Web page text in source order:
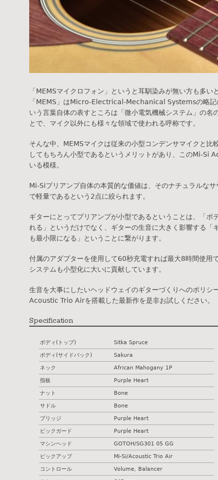
「MEMSマイクロフォン」というと耳馴染みが無い方も多い
「MEMS」はMicro-Electrical-Mechanical Systemsの略記
いう言葉自体の表すところは「微小電気機械システム」の名
とで、マイク以外にも様々な領域で使われる呼称です。
そんな中、MEMSマイクは従来の小型コンデンサマイクと比
してもちろん小型であるというメリットがあり、このMi-Si
いる模様。
Mi-Siプリアンプ自体の本質的な価値は、そのナチュラルな
で軽量であるという2点に絞られます。
ギターにとってプリアンプが小型であるということは、「ボ
れる」というだけでなく、ギターの生音に大きく影響する「
も最小限になる」ということに繋がります。
付属のアダプターを使用して60秒充電すれば最大8時間使用
システムも小型化に大いに貢献しています。
生音を大事にしたいヘッドウェイのギターづくりへのポリシ
Acoustic Trio Airを搭載した最新作を是非お試しください。
Specification
ボディ(トップ)
Sitka Spruce
ボディ(サイドバック)
Sakura
ネック
African Mahogany 1P
指板
Purple Heart
ナット
Bone
サドル
Bone
ブリッジ
Purple Heart
ピックガード
Purple Heart
マシンヘッド
GOTOH/SG301 05 GG
ピックアップ
Mi-Si/Acoustic Trio Air
コントロール
Volume, Balancer